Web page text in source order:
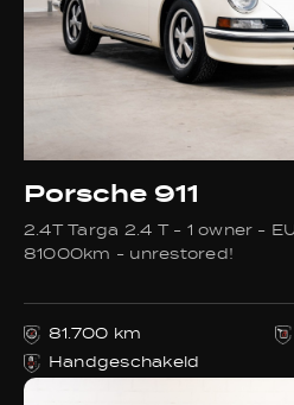
Porsche 911
2.4T Targa 2.4 T - 1 owner -
81000km - unrestored!
81.700 km
Handgeschakeld